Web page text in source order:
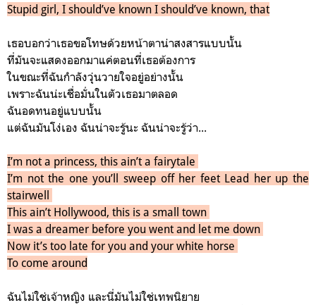
Stupid girl, I should’ve known I should’ve known, that
เธอบอกว่าเธอขอโทษด้วยหน้าตาน่าสงสารแบบนั้น
ที่มันจะแสดงออกมาแค่ตอนที่เธอต้องการ
ในขณะที่ฉันกำลังวุ่นวายใจอยู่อย่างนั้น
เพราะฉันน่ะเชื่อมั่นในตัวเธอมาตลอด
ฉันอดทนอยู่แบบนั้น
แต่ฉันมันโง่เอง ฉันน่าจะรู้นะ ฉันน่าจะรู้ว่า...
I’m not a princess, this ain’t a fairytale
I’m not the one you’ll sweep off her feet Lead her up the
stairwell
This ain’t Hollywood, this is a small town
I was a dreamer before you went and let me down
Now it’s too late for you and your white horse
To come around
ฉันไม่ใช่เจ้าหญิง และนี่มันไม่ใช่เทพนิยาย